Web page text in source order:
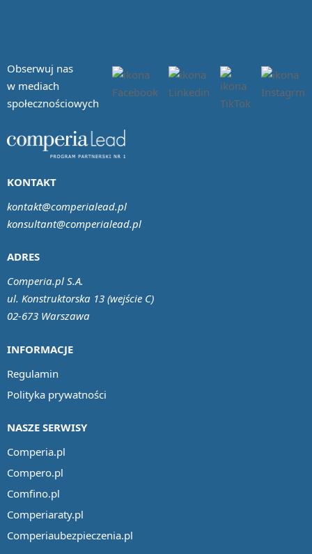
Obserwuj nas
w mediach
społecznościowych
INFORMACJE
Regulamin
Polityka prywatności
NASZE SERWISY
Comperia.pl
Compero.pl
Comfino.pl
Comperiaraty.pl
Comperiaubezpieczenia.pl
ADRES
Comperia.pl S.A.
ul. Konstruktorska 13 (wejście C)
02-673 Warszawa
KONTAKT
kontakt@comperialead.pl
konsultant@comperialead.pl